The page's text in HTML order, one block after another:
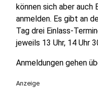
können sich aber auch
anmelden. Es gibt an
Tag drei Einlass-
jeweils 13 Uhr, 14 Uhr
Anmeldungen gehen
Anzeige